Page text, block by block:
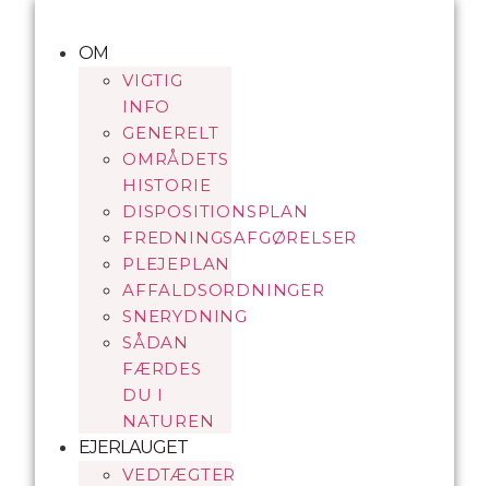
OM
VIGTIG
INFO
GENERELT
OMRÅDETS
HISTORIE
DISPOSITIONSPLAN
FREDNINGSAFGØRELSER
PLEJEPLAN
AFFALDSORDNINGER
SNERYDNING
SÅDAN
FÆRDES
DU I
NATUREN
EJERLAUGET
VEDTÆGTER